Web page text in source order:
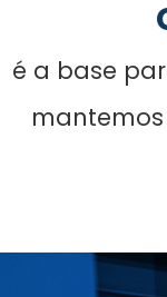
é a base